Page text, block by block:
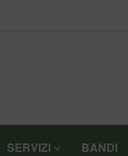
SERVIZI BANDI